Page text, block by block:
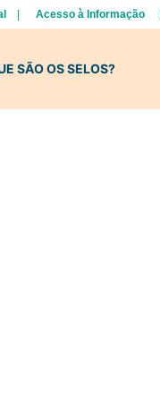
Acesso à Informação
SÃO OS SELOS?